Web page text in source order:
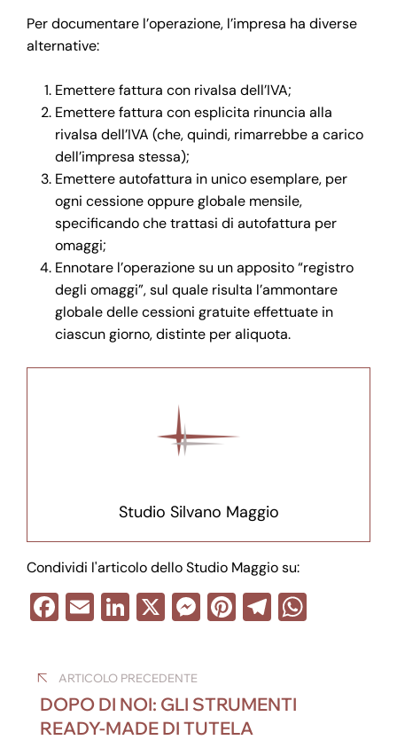
Per documentare l’operazione, l’impresa ha diverse
alternative:
Emettere fattura con rivalsa dell’IVA;
Emettere fattura con esplicita rinuncia alla
rivalsa dell’IVA (che, quindi, rimarrebbe a carico
dell’impresa stessa);
Emettere autofattura in unico esemplare, per
ogni cessione oppure globale mensile,
specificando che trattasi di autofattura per
omaggi;
Ennotare l’operazione su un apposito “registro
degli omaggi”, sul quale risulta l’ammontare
globale delle cessioni gratuite effettuate in
ciascun giorno, distinte per aliquota.
Studio Silvano Maggio
Condividi l'articolo dello Studio Maggio su:
F
c
e
b
E
ail
Li
k
e
dI
X M
e
n
Pi
e
st
T
gr
a
articoli
ARTICOLO PRECEDENTE
DOPO DI NOI: GLI STRUMENTI
READY-MADE DI TUTELA